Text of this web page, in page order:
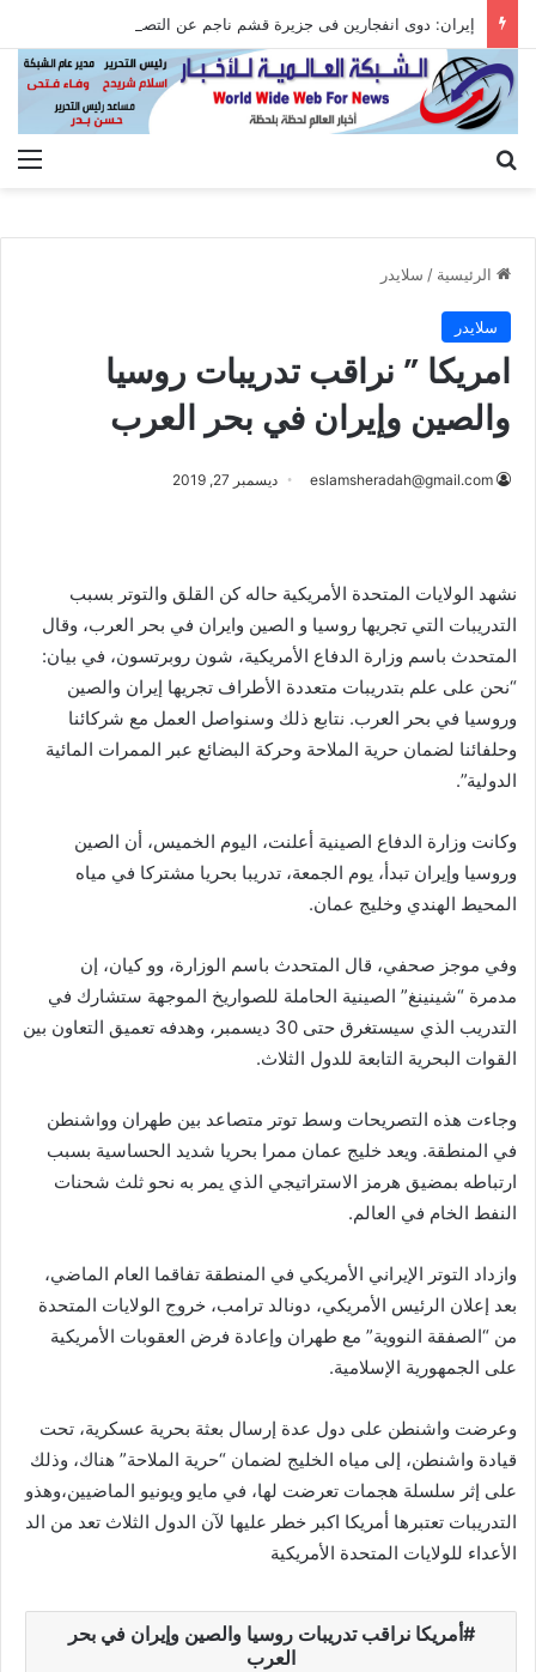
الرئيسية / سلايدر
سلايدر
امريكا ” نراقب تدريبات روسيا
والصين وإيران في بحر العرب
eslamsheradah@gmail.com ديسمبر 27, 2019
نشهد الولايات المتحدة الأمريكية حاله كن القلق والتوتر بسبب
التدريبات التي تجريها روسيا و الصين وايران في بحر العرب، وقال
المتحدث باسم وزارة الدفاع الأمريكية، شون روبرتسون، في بيان:
“نحن على علم بتدريبات متعددة الأطراف تجريها إيران والصين
وروسيا في بحر العرب. نتابع ذلك وسنواصل العمل مع شركائنا
وحلفائنا لضمان حرية الملاحة وحركة البضائع عبر الممرات المائية
الدولية”.
وكانت وزارة الدفاع الصينية أعلنت، اليوم الخميس، أن الصين
وروسيا وإيران تبدأ، يوم الجمعة، تدريبا بحريا مشتركا في مياه
المحيط الهندي وخليج عمان.
وفي موجز صحفي، قال المتحدث باسم الوزارة، وو كيان، إن
مدمرة “شينينغ” الصينية الحاملة للصواريخ الموجهة ستشارك في
التدريب الذي سيستغرق حتى 30 ديسمبر، وهدفه تعميق التعاون بين
القوات البحرية التابعة للدول الثلاث.
وجاءت هذه التصريحات وسط توتر متصاعد بين طهران وواشنطن
في المنطقة. ويعد خليج عمان ممرا بحريا شديد الحساسية بسبب
ارتباطه بمضيق هرمز الاستراتيجي الذي يمر به نحو ثلث شحنات
النفط الخام في العالم.
وازداد التوتر الإيراني الأمريكي في المنطقة تفاقما العام الماضي،
بعد إعلان الرئيس الأمريكي، دونالد ترامب، خروج الولايات المتحدة
من “الصفقة النووية” مع طهران وإعادة فرض العقوبات الأمريكية
على الجمهورية الإسلامية.
وعرضت واشنطن على دول عدة إرسال بعثة بحرية عسكرية، تحت
قيادة واشنطن، إلى مياه الخليج لضمان “حرية الملاحة” هناك، وذلك
على إثر سلسلة هجمات تعرضت لها، في مايو ويونيو الماضيين،وهذو
التدريبات تعتبرها أمريكا اكبر خطر عليها لآن الدول الثلاث تعد من الد
الأعداء للولايات المتحدة الأمريكية
أمريكا نراقب تدريبات روسيا والصين وإيران في بحر
العرب